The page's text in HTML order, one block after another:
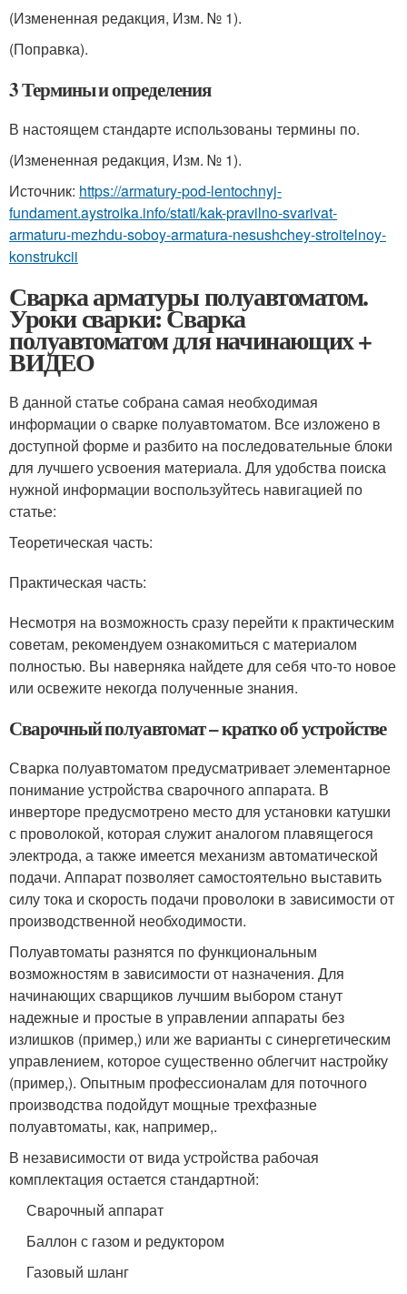
(Измененная редакция, Изм. № 1).
(Поправка).
3 Термины и определения
В настоящем стандарте использованы термины по.
(Измененная редакция, Изм. № 1).
Источник: https://armatury-pod-lentochnyj-
fundament.aystroika.info/stati/kak-pravilno-svarivat-
armaturu-mezhdu-soboy-armatura-nesushchey-stroitelnoy-
konstrukcii
Сварка арматуры полуавтоматом.
Уроки сварки: Сварка
полуавтоматом для начинающих +
ВИДЕО
В данной статье собрана самая необходимая
информации о сварке полуавтоматом. Все изложено в
доступной форме и разбито на последовательные блоки
для лучшего усвоения материала. Для удобства поиска
нужной информации воспользуйтесь навигацией по
статье:
Теоретическая часть:
Практическая часть:
Несмотря на возможность сразу перейти к практическим
советам, рекомендуем ознакомиться с материалом
полностью. Вы наверняка найдете для себя что-то новое
или освежите некогда полученные знания.
Сварочный полуавтомат – кратко об устройстве
Сварка полуавтоматом предусматривает элементарное
понимание устройства сварочного аппарата. В
инверторе предусмотрено место для установки катушки
с проволокой, которая служит аналогом плавящегося
электрода, а также имеется механизм автоматической
подачи. Аппарат позволяет самостоятельно выставить
силу тока и скорость подачи проволоки в зависимости от
производственной необходимости.
Полуавтоматы разнятся по функциональным
возможностям в зависимости от назначения. Для
начинающих сварщиков лучшим выбором станут
надежные и простые в управлении аппараты без
излишков (пример,) или же варианты с синергетическим
управлением, которое существенно облегчит настройку
(пример,). Опытным профессионалам для поточного
производства подойдут мощные трехфазные
полуавтоматы, как, например,.
В независимости от вида устройства рабочая
комплектация остается стандартной:
Сварочный аппарат
Баллон с газом и редуктором
Газовый шланг